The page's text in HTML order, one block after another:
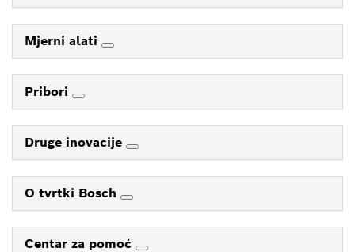
Mjerni alati
Pribori
Druge inovacije
O tvrtki Bosch
Centar za pomoć